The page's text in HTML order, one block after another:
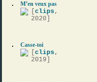
M’en veux pas
[clips ,
2020]
Casse-toi
[clips ,
2019]